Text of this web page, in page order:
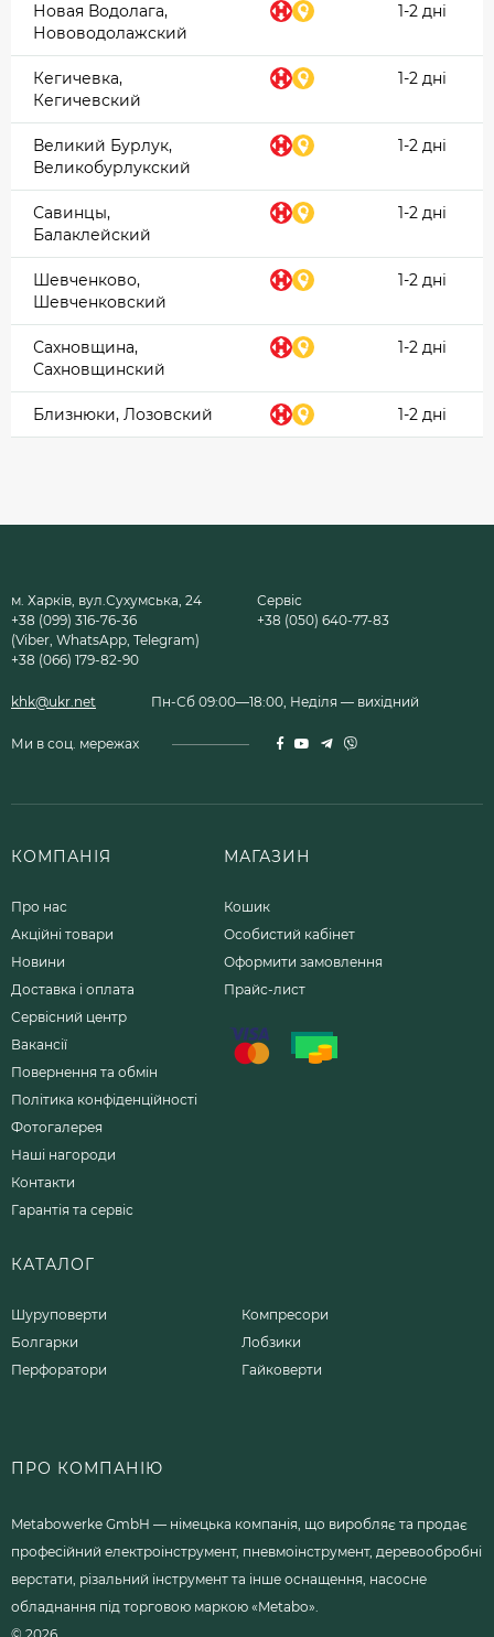
Новая Водолага,
Нововодолажский
1-2 дні
Кегичевка,
Кегичевский
1-2 дні
Великий Бурлук,
Великобурлукский
1-2 дні
Савинцы,
Балаклейский
1-2 дні
Шевченково,
Шевченковский
1-2 дні
Сахновщина,
Сахновщинский
1-2 дні
Близнюки, Лозовский 1-2 дні
м. Харків, вул.Сухумська, 24
+38 (099) 316-76-36
(Viber, WhatsApp, Telegram)
+38 (066) 179-82-90
Сервіс
+38 (050) 640-77-83
khk@ukr.net Пн-Сб 09:00—18:00, Неділя — вихідний
Ми в соц. мережах
КОМПАНІЯ
Про нас
Акційні товари
Новини
Доставка і оплата
Сервісний центр
Вакансії
Повернення та обмін
Політика конфіденційності
Фотогалерея
Наші нагороди
Контакти
Гарантія та сервіс
МАГАЗИН
Кошик
Особистий кабінет
Оформити замовлення
Прайс-лист
КАТАЛОГ
Шуруповерти
Болгарки
Перфоратори
Компресори
Лобзики
Гайковерти
ПРО КОМПАНІЮ
Metabowerke GmbH — німецька компанія, що виробляє та продає
професійний електроінструмент, пневмоінструмент, деревообробні
верстати, різальний інструмент та інше оснащення, насосне
обладнання під торговою маркою «Metabo».